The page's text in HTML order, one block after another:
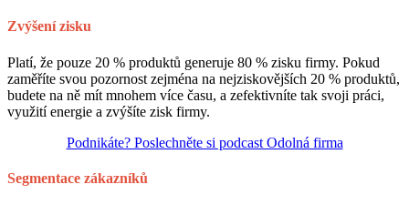
Zvýšení zisku
Platí, že pouze 20 % produktů generuje 80 % zisku firmy. Pokud
zaměříte svou pozornost zejména na nejziskovějších 20 % produktů,
budete na ně mít mnohem více času, a zefektivníte tak svoji práci,
využití energie a zvýšíte zisk firmy.
Podnikáte? Poslechněte si podcast Odolná firma
Segmentace zákazníků